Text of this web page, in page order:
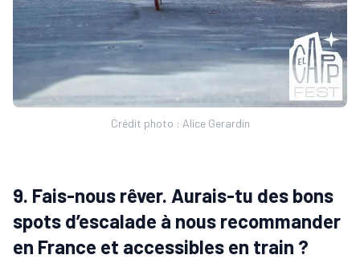
Crédit photo : Alice Gerardin
9. Fais-nous rêver. Aurais-tu des bons
spots d’escalade à nous recommander
en France et accessibles en train ?